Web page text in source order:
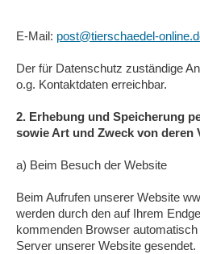
E-Mail: post@tierschaedel-
Der für Datenschutz zuständige
o.g. Kontaktdaten erreichbar.
2. Erhebung und Speicherung
sowie Art und Zweck von deren
a) Beim Besuch der Website
Beim Aufrufen unserer Website
werden durch den auf Ihrem
kommenden Browser
Server unserer Website